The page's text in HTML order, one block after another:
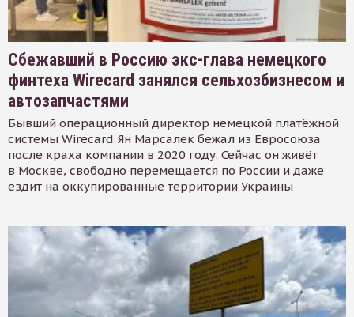
Сбежавший в Россию экс-глава немецкого
финтеха Wirecard занялся сельхозбизнесом и
автозапчастями
Бывший операционный директор немецкой платёжной
системы Wirecard Ян Марсалек бежал из Евросоюза
после краха компании в 2020 году. Сейчас он живёт
в Москве, свободно перемещается по России и даже
ездит на оккупированные территории Украины